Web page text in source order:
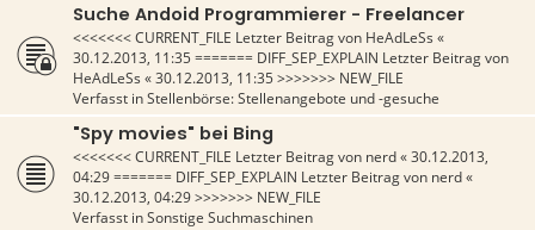
Suche Andoid Programmierer - Freelancer
<<<<<<< CURRENT_FILE Letzter Beitrag von HeAdLeSs «
30.12.2013, 11:35======= DIFF_SEP_EXPLAIN Letzter Beitrag von
HeAdLeSs «30.12.2013, 11:35>>>>>>> NEW_FILE
Verfasst inStellenbörse: Stellenangebote und -gesuche
"Spy movies" bei Bing
<<<<<<< CURRENT_FILE Letzter Beitrag von nerd«30.12.2013,
04:29======= DIFF_SEP_EXPLAIN Letzter Beitrag von nerd«
30.12.2013, 04:29>>>>>>> NEW_FILE
Verfasst inSonstige Suchmaschinen